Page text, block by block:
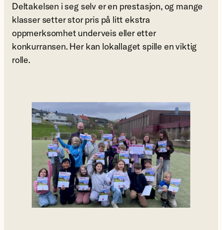
Deltakelsen i seg selv er en prestasjon, og mange
klasser setter stor pris på litt ekstra
oppmerksomhet underveis eller etter
konkurransen. Her kan lokallaget spille en viktig
rolle.